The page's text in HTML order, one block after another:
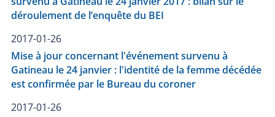
déroulement de l’enquête du BEI
2017-01-26
Mise à jour concernant l'événement survenu à
Gatineau le 24 janvier : l'identité de la femme décédée
est confirmée par le Bureau du coroner
2017-01-26